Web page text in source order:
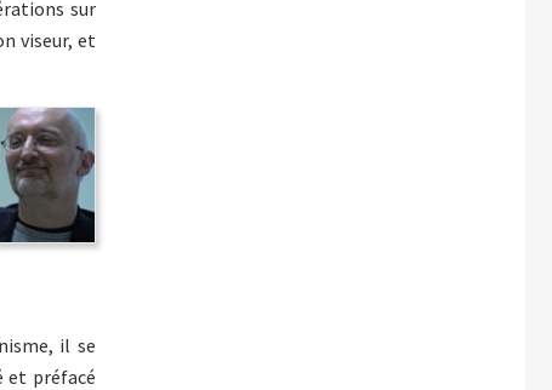
sur
viseur, et
il se
et préfacé